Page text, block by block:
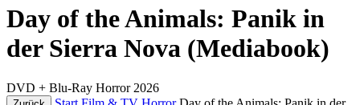
Day of the Animals: Panik in
der Sierra Nova (Mediabook)
DVD + Blu-Ray Horror 2026